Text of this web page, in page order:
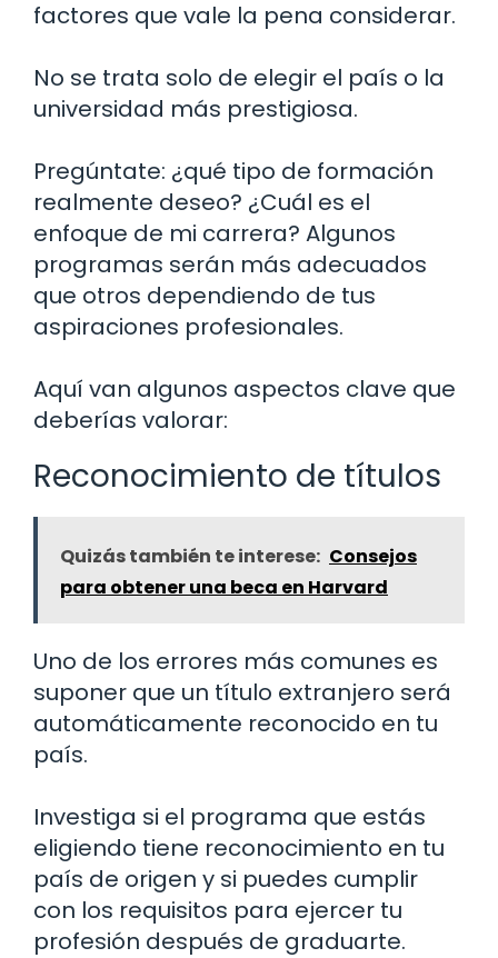
factores que vale la pena considerar.
No se trata solo de elegir el país o la
universidad más prestigiosa.
Pregúntate: ¿qué tipo de formación
realmente deseo? ¿Cuál es el
enfoque de mi carrera? Algunos
programas serán más adecuados
que otros dependiendo de tus
aspiraciones profesionales.
Aquí van algunos aspectos clave que
deberías valorar:
Reconocimiento de títulos
Quizás también te interese: Consejos
para obtener una beca en Harvard
Uno de los errores más comunes es
suponer que un título extranjero será
automáticamente reconocido en tu
país.
Investiga si el programa que estás
eligiendo tiene reconocimiento en tu
país de origen y si puedes cumplir
con los requisitos para ejercer tu
profesión después de graduarte.